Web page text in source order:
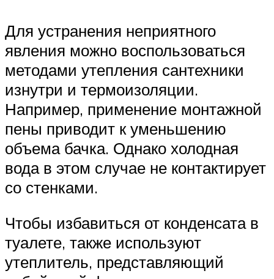
Для устранения неприятного
явления можно воспользоваться
методами утепления сантехники
изнутри и термоизоляции.
Например, применение монтажной
пены приводит к уменьшению
объема бачка. Однако холодная
вода в этом случае не контактирует
со стенками.
Чтобы избавиться от конденсата в
туалете, также используют
утеплитель, представляющий